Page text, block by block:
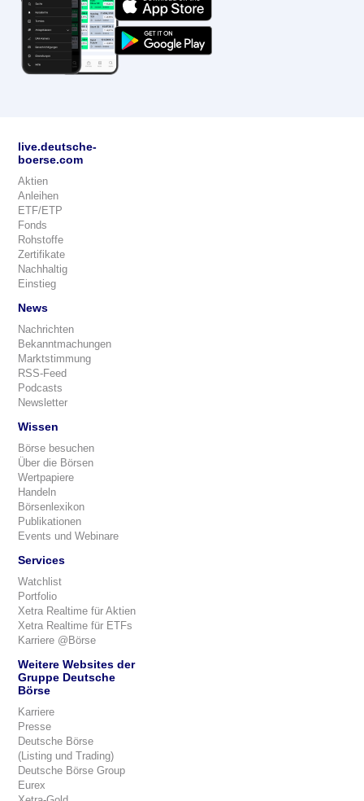
live.deutsche-
boerse.com
Aktien
Anleihen
ETF/ETP
Fonds
Rohstoffe
Zertifikate
Nachhaltig
Einstieg
News
Nachrichten
Bekanntmachungen
Marktstimmung
RSS-Feed
Podcasts
Newsletter
Wissen
Börse besuchen
Über die Börsen
Wertpapiere
Handeln
Börsenlexikon
Publikationen
Events und Webinare
Services
Watchlist
Portfolio
Xetra Realtime für Aktien
Xetra Realtime für ETFs
Karriere @Börse
Weitere Websites der
Gruppe Deutsche
Börse
Karriere
Presse
Deutsche Börse
(Listing und Trading)
Deutsche Börse Group
Eurex